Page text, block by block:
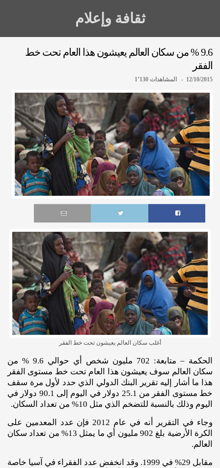
ثقافة وإعلام
9.6 % من سكان العالم يعيشون هذا العام تحت خط
الفقر
12/10/2015 - المشاهدات 1٬130
أغلب سكان العالم يعيشون تحت خط الفقر
الحكمة – متابعة: 702 مليون شخص أي حوالي 9.6 % من
سكان العالم سوف يعيشون هذا العام تحت خط مستوى الفقر
هذا ما أشار إليه تقرير البنك الدولي الذي حدد لأول مرة سقف
خط مستوى الفقر من 25.1 دولار في اليوم إلى 90.1 دولار في
اليوم وذلك بالنسبة للتضخم الذي مثل 10% من تعداد السكان.
وجاء في التقرير أنه في عام 2012 فإن عدد المعدمين على
الكرة الأرضية بلغ 902 مليون أي ما يمثل 13% من تعداد سكان
العالم.
مقابل 29% في 1999. وقد انخفض عدد الفقراء في آسيا خاصة